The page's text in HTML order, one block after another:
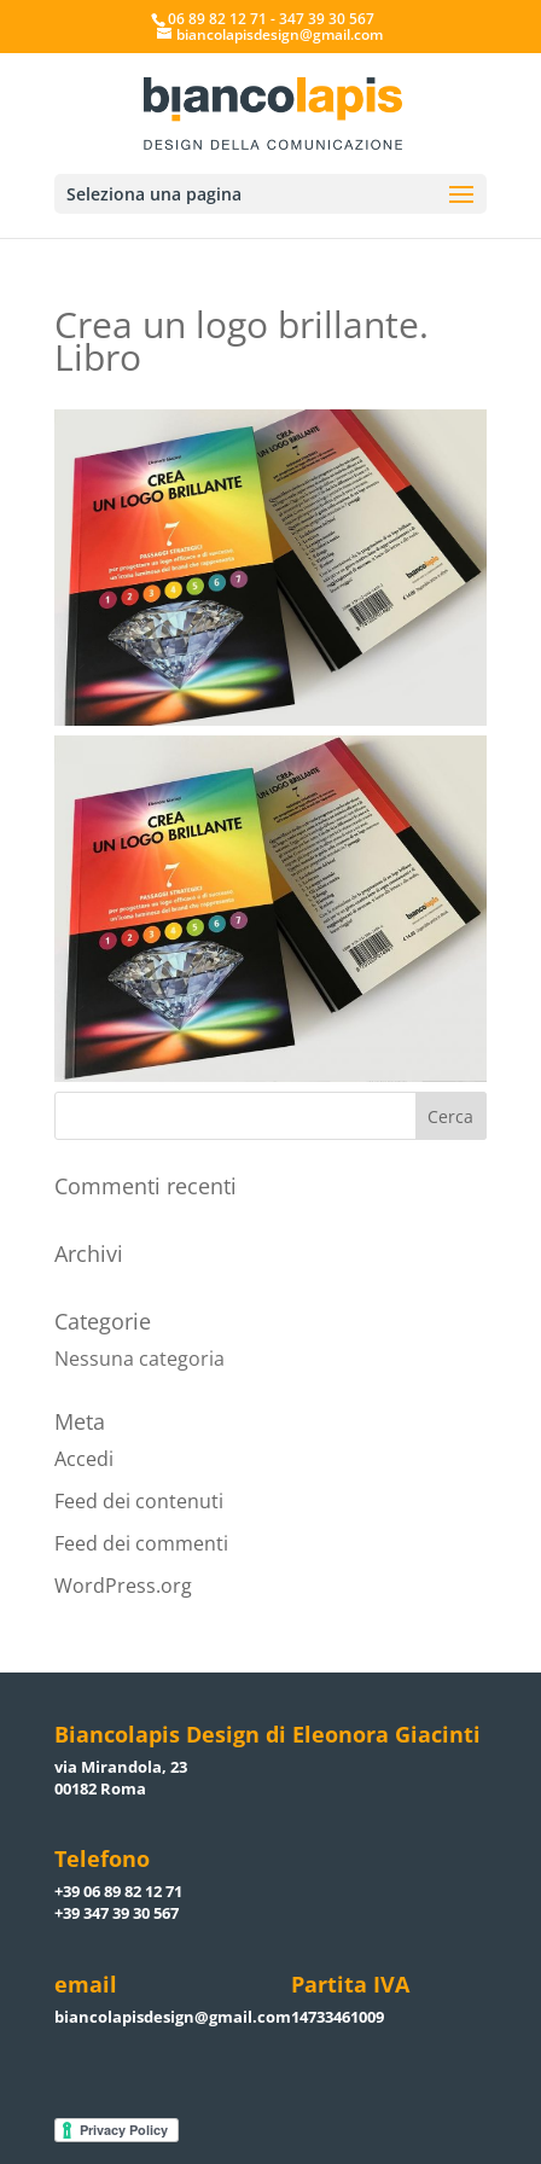
06 89 82 12 71 - 347 39 30 567
biancolapisdesign@gmail.com
Seleziona una pagina
Crea un logo brillante.
Libro
Commenti recenti
Archivi
Categorie
Nessuna categoria
Meta
Accedi
Feed dei contenuti
Feed dei commenti
WordPress.org
Biancolapis Design di Eleonora Giacinti
via Mirandola, 23
00182 Roma
Telefono
+39 06 89 82 12 71
+39 347 39 30 567
email
biancolapisdesign@gmail.com
Partita IVA
14733461009